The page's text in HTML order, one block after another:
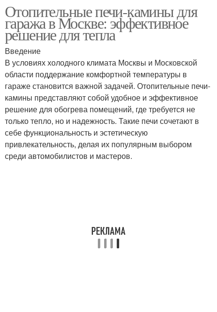
Отопительные печи-камины для
гаража в Москве: эффективное
решение для тепла
Введение
В условиях холодного климата Москвы и Московской
области поддержание комфортной температуры в
гараже становится важной задачей. Отопительные печи-
камины представляют собой удобное и эффективное
решение для обогрева помещений, где требуется не
только тепло, но и надежность. Такие печи сочетают в
себе функциональность и эстетическую
привлекательность, делая их популярным выбором
среди автомобилистов и мастеров.